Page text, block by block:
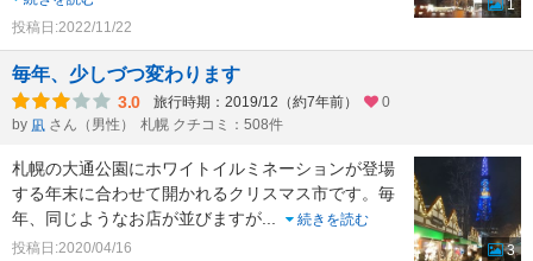
投稿日:2022/11/22
1
毎年、少しづつ変わります
3.0 旅行時期：2019/12（約7年前）
0
by 凪 さん（男性） 札幌 クチコミ：508件
札幌の大通公園にホワイトイルミネーションが登場
する年末に合わせて開かれるクリスマス市です。毎
年、同じようなお店が並びますが
続きを読む
投稿日:2020/04/16
3